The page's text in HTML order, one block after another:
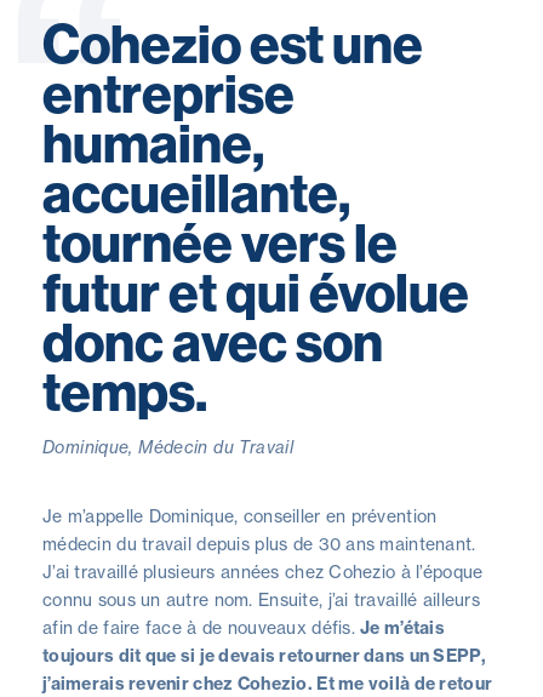
Cohezio est une
entreprise
humaine,
accueillante,
tournée vers le
futur et qui évolue
donc avec son
temps.
Dominique, Médecin du Travail
Je m’appelle Dominique, conseiller en prévention
médecin du travail depuis plus de 30 ans maintenant.
J’ai travaillé plusieurs années chez Cohezio à l’époque
connu sous un autre nom. Ensuite, j’ai travaillé ailleurs
afin de faire face à de nouveaux défis.Je m’étais
toujours dit que si je devais retourner dans un SEPP,
j’aimerais revenir chez Cohezio. Et me voilà de retour